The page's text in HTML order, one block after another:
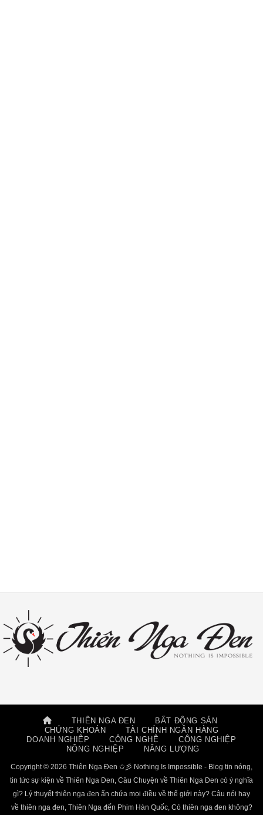
THIÊN NGA ĐEN
BẤT ĐỘNG SẢN
CHỨNG KHOÁN
TÀI CHÍNH NGÂN HÀNG
DOANH NGHIỆP
CÔNG NGHỆ
CÔNG NGHIỆP
NÔNG NGHIỆP
NĂNG LƯỢNG
Copyright © 2026 Thiên Nga Đen ✩彡 Nothing Is Impossible - Blog tin nóng,
tin tức sự kiện về Thiên Nga Đen, Câu Chuyện về Thiên Nga Đen có ý nghĩa
gì? Lý thuyết thiên nga đen ẩn chứa mọi điều về thế giới này? Câu nói hay
về thiên nga đen, Thiên Nga đến Phim Hàn Quốc, Có thiên nga đen không?